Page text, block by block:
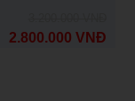
2.800.000 VNĐ